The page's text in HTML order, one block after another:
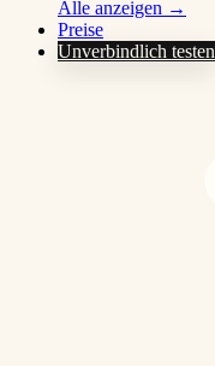
Alle anzeigen →
Preise
Unverbindlich testen